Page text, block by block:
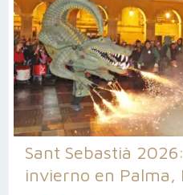
Sant Sebastià
invierno en Palma,